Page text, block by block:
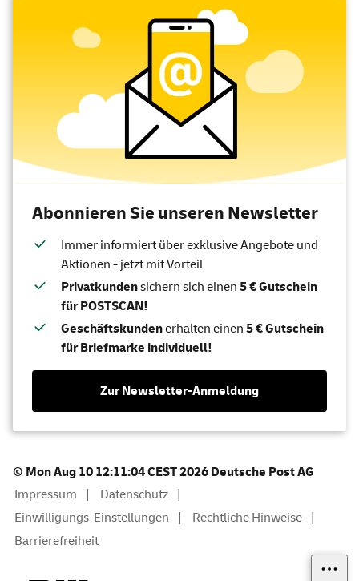
Abonnieren Sie unseren Newsletter
Immer informiert über exklusive Angebote und
Aktionen - jetzt mit Vorteil
Privatkundensichern sich einen 5 € Gutschein
für POSTSCAN!
Geschäftskundenerhalten einen 5 € Gutschein
für Briefmarke individuell!
Zur Newsletter-Anmeldung
© Mon Aug 10 12:11:04 CEST 2026 Deutsche Post AG
Impressum
Datenschutz
Einwilligungs-Einstellungen
Rechtliche Hinweise
Barrierefreiheit